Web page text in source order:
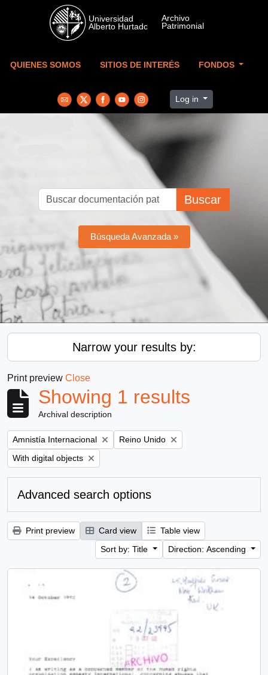
Skip to main content
QUIENES SOMOS SITIOS DE INTERÉS FONDOS
Log in
Buscar
Búsqueda Avanzada »
Narrow your results by:
Print preview Close
Showing 1 results
Archival description
Remove filter:
Amnistía Internacional Remove filter:
Reino Unido
Remove filter:
With digital objects
Advanced search options
Print preview Card view
Table view
Sort by: Title
Direction: Ascending